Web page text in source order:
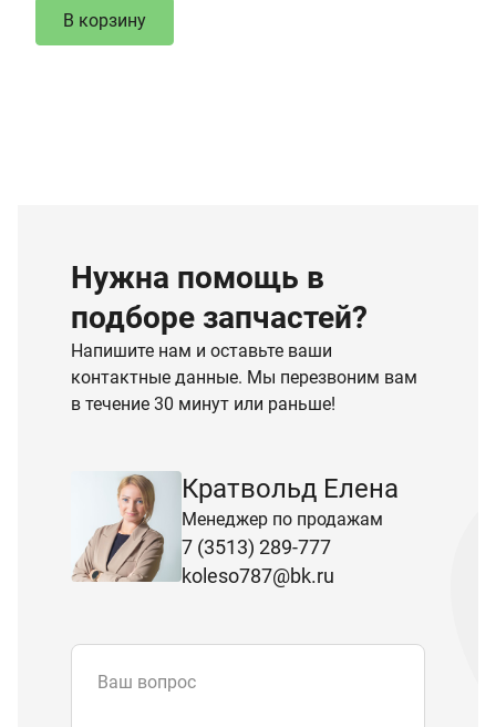
В корзину
Нужна помощь в
подборе запчастей?
Напишите нам и оставьте ваши
контактные данные. Мы перезвоним вам
в течение 30 минут или раньше!
Кратвольд Елена
Менеджер по продажам
7 (3513) 289-777
koleso787@bk.ru
Ваш вопрос